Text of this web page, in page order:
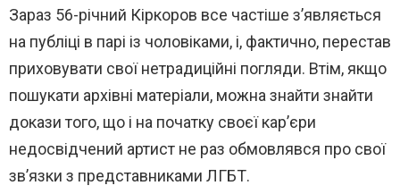
Зараз 56-річний Кіркоров все частіше з’являється
на публіці в парі із чоловіками, і, фактично, перестав
приховувати свої нетрадиційні погляди. Втім, якщо
пошукати архівні матеріали, можна знайти знайти
докази того, що і на початку своєї кар’єри
недосвідчений артист не раз обмовлявся про свої
зв’язки з представниками ЛГБТ.